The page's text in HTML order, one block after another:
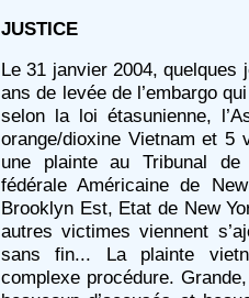
JUSTICE
Le 31 janvier 2004,
ans de levée de l’embargo
selon la loi étasunienne,
orange/dioxine Vietnam et 5
une plainte au Tribunal
fédérale Américaine de
Brooklyn Est, Etat de New
autres victimes viennent
sans fin... La plainte
complexe procédure.